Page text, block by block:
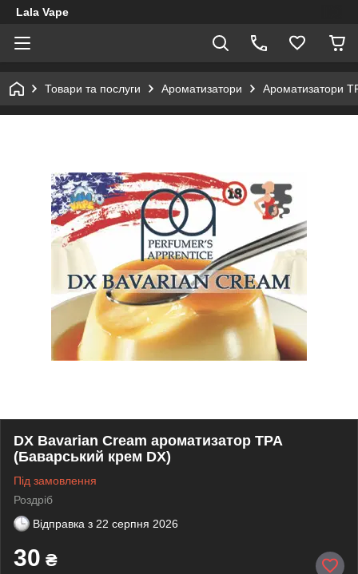
Lala Vape
Товари та послуги Ароматизатори Ароматизатори
DX Bavarian Cream ароматизатор TPA
(Баварський крем DX)
Під замовлення
Роздріб
Відправка з 22 серпня 2026
30 ₴